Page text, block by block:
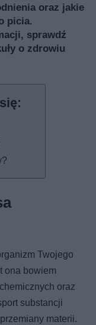
oraz jakie
picia.
sprawdź
o zdrowiu
Twojego
ona bowiem
oraz
substancji
materii.